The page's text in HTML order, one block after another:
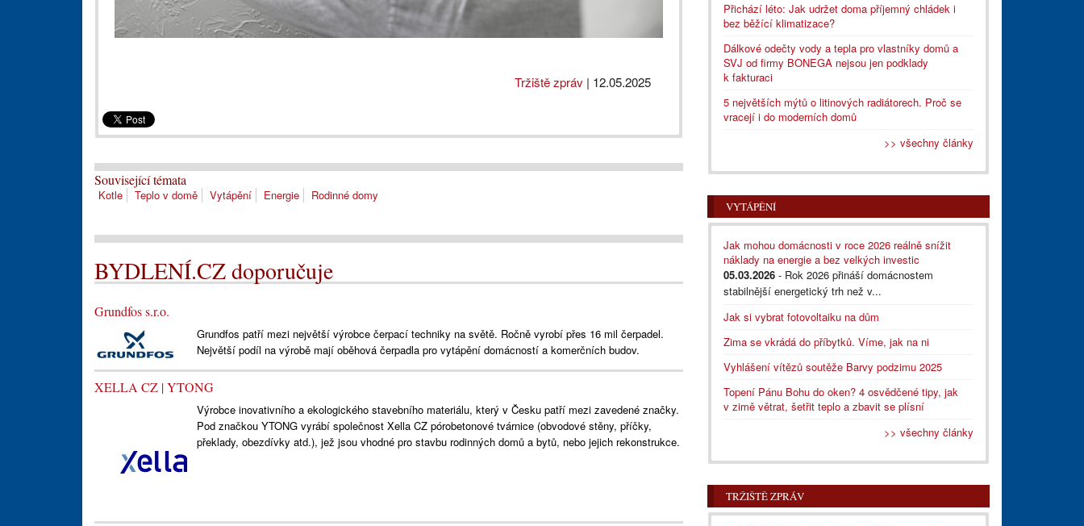
Tržiště zpráv | 12.05.2025
Související témata
Kotle Teplo v domě Vytápění Energie Rodinné domy
BYDLENÍ.CZ doporučuje
Grundfos s.r.o.
Grundfos patří mezi největší výrobce čerpací techniky na světě. Ročně vyrobí přes 16 mil čerpadel.
Největší podíl na výrobě mají oběhová čerpadla pro vytápění domácností a komerčních budov.
XELLA CZ | YTONG
Výrobce inovativního a ekologického stavebního materiálu, který v Česku patří mezi zavedené značky.
Pod značkou YTONG vyrábí společnost Xella CZ pórobetonové tvárnice (obvodové stěny, příčky,
překlady, obezdívky atd.), jež jsou vhodné pro stavbu rodinných domů a bytů, nebo jejich rekonstrukce.
Přichází léto: Jak udržet doma příjemný chládek i
bez běžící klimatizace?
Dálkové odečty vody a tepla pro vlastníky domů a
SVJ od firmy BONEGA nejsou jen podklady
k fakturaci
5 největších mýtů o litinových radiátorech. Proč se
vracejí i do moderních domů
>> všechny články
VYTÁPĚNÍ
Jak mohou domácnosti v roce 2026 reálně snížit
náklady na energie a bez velkých investic
05.03.2026 - Rok 2026 přináší domácnostem
stabilnější energetický trh než v...
Jak si vybrat fotovoltaiku na dům
Zima se vkrádá do příbytků. Víme, jak na ni
Vyhlášení vítězů soutěže Barvy podzimu 2025
Topení Pánu Bohu do oken? 4 osvědčené tipy, jak
v zimě větrat, šetřit teplo a zbavit se plísní
>> všechny články
TRŽIŠTĚ ZPRÁV